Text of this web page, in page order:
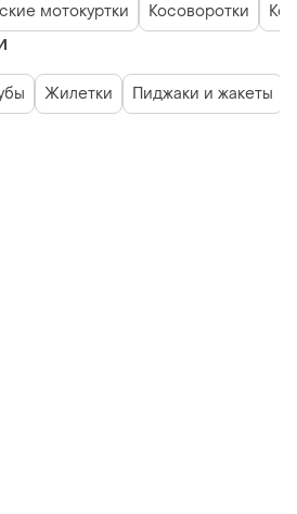
мотокуртки Косоворотки
Жилетки Пиджаки и жакеты